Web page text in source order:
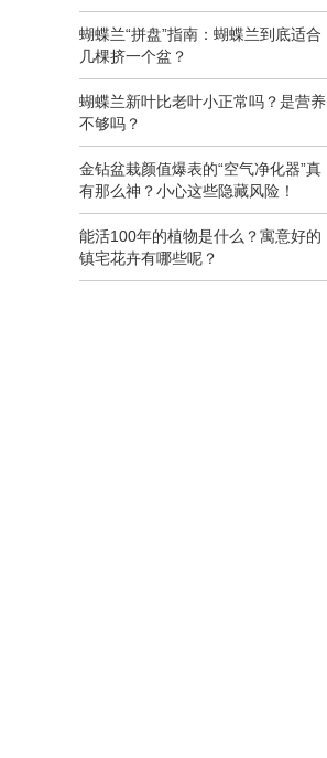
蝴蝶兰“拼盘”指南：蝴蝶兰到底适合
几棵挤一个盆？
蝴蝶兰新叶比老叶小正常吗？是营养
不够吗？
金钻盆栽颜值爆表的“空气净化器”真
有那么神？小心这些隐藏风险！
能活100年的植物是什么？寓意好的
镇宅花卉有哪些呢？